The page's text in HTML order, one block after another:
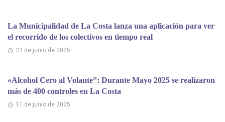
La Municipalidad de La Costa lanza una aplicación para ver
el recorrido de los colectivos en tiempo real
23 de junio de 2025
«Alcohol Cero al Volante”: Durante Mayo 2025 se realizaron
más de 400 controles en La Costa
11 de junio de 2025